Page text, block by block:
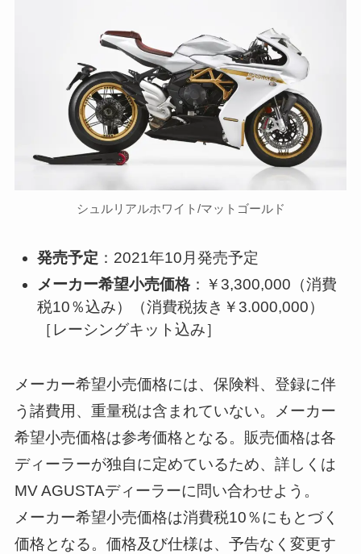
シュルリアルホワイト/マットゴールド
発売予定 ：2021年10月発売予定
メーカー希望小売価格：￥3,300,000（消費
税10％込み）（消費税抜き￥3.000,000）
［レーシングキット込み］
メーカー希望小売価格には、保険料、登録に伴
う諸費用、重量税は含まれていない。メーカー
希望小売価格は参考価格となる。販売価格は各
ディーラーが独自に定めているため、詳しくは
MV AGUSTAディーラーに問い合わせよう。
メーカー希望小売価格は消費税10％にもとづく
価格となる。価格及び仕様は、予告なく変更す